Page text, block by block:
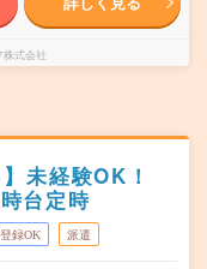
式会社
未経験OK！
台定時
録OK 派遣